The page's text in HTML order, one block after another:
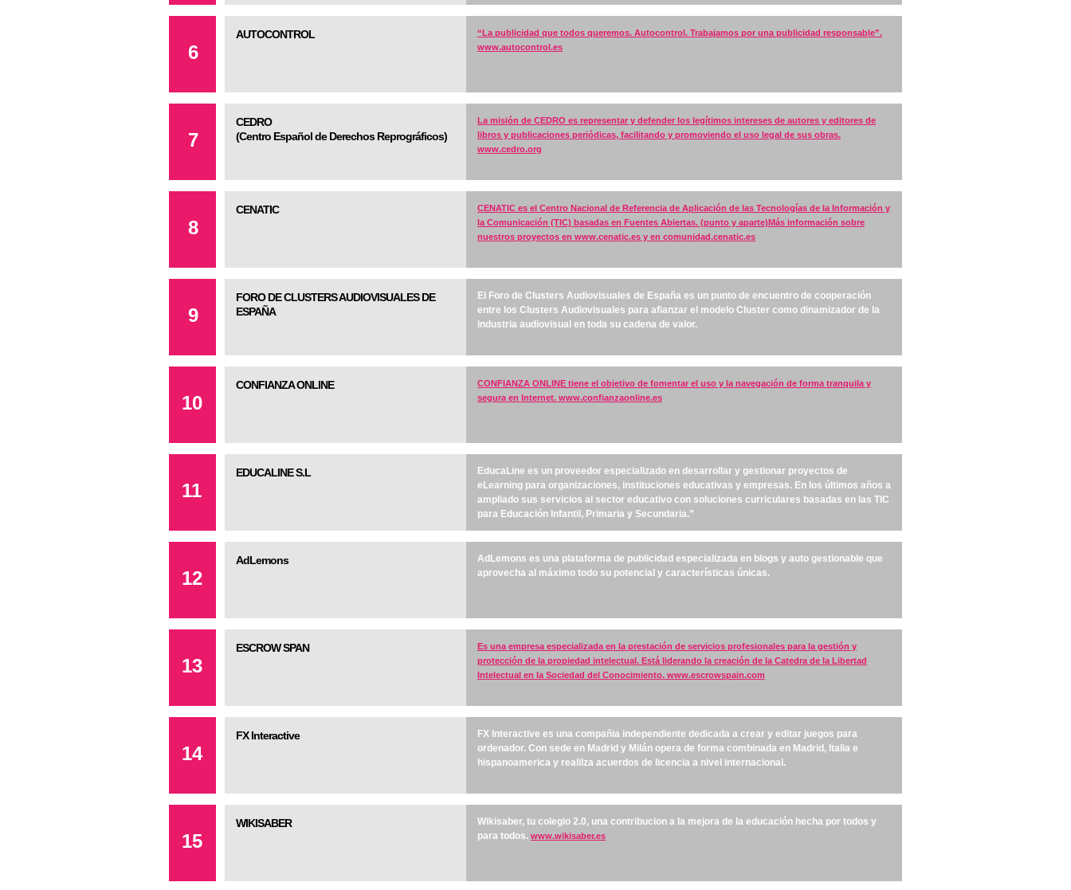
6
AUTOCONTROL
“La publicidad que todos queremos. Autocontrol. Trabajamos por una publicidad responsable”.
www.autocontrol.es
7
CEDRO
(Centro Español de Derechos Reprográficos)
La misión de CEDRO es representar y defender los legítimos intereses de autores y editores de
libros y publicaciones periódicas, facilitando y promoviendo el uso legal de sus obras.
www.cedro.org
8
CENATIC
CENATIC es el Centro Nacional de Referencia de Aplicación de las Tecnologías de la Información y
la Comunicación (TIC) basadas en Fuentes Abiertas. (punto y aparte)Más información sobre
nuestros proyectos en www.cenatic.es y en comunidad.cenatic.es
9
FORO DE CLUSTERS AUDIOVISUALES DE
ESPAÑA
El Foro de Clusters Audiovisuales de España es un punto de encuentro de cooperación
entre los Clusters Audiovisuales para afianzar el modelo Cluster como dinamizador de la
industria audiovisual en toda su cadena de valor.
10
CONFIANZA ONLINE
CONFIANZA ONLINE tiene el objetivo de fomentar el uso y la navegación de forma tranquila y
segura en Internet. www.confianzaonline.es
11
EDUCALINE S.L
EducaLine es un proveedor especializado en desarrollar y gestionar proyectos de
eLearning para organizaciones, instituciones educativas y empresas. En los últimos años a
ampliado sus servicios al sector educativo con soluciones curriculares basadas en las TIC
para Educación Infantil, Primaria y Secundaria.”
12
AdLemons
AdLemons es una plataforma de publicidad especializada en blogs y auto gestionable que
aprovecha al máximo todo su potencial y características únicas.
13
ESCROW SPAN
Es una empresa especializada en la prestación de servicios profesionales para la gestión y
protección de la propiedad intelectual. Está liderando la creación de la Catedra de la Libertad
Intelectual en la Sociedad del Conocimiento. www.escrowspain.com
14
FX Interactive
FX Interactive es una compañia independiente dedicada a crear y editar juegos para
ordenador. Con sede en Madrid y Milán opera de forma combinada en Madrid, Italia e
hispanoamerica y realilza acuerdos de licencia a nivel internacional.
15
WIKISABER
Wikisaber, tu colegio 2.0, una contribucion a la mejora de la educación hecha por todos y
para todos. www.wikisaber.es